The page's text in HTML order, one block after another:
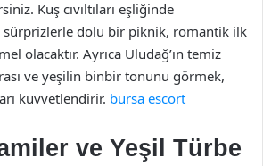
Kuş cıvıltıları eşliğinde
sürprizlerle dolu bir piknik, romantik ilk
olacaktır. Ayrıca Uludağ’ın temiz
ve yeşilin binbir tonunu görmek,
kuvvetlendirir. bursa escort
ve Yeşil Türbe